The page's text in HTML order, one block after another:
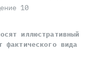
10
иллюстративный
фактического вида